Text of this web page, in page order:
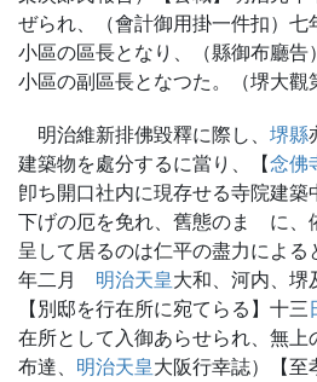
ぜられ、（會計御用掛一件扣）七
小區の區長となり、（縣御布廳告
小區の副區長となつた。（堺大觀
明治維新排佛毀釋に際し、 堺縣
建築物を處分するに當り、【念佛
卽ち開口社内に現存せる寺院建
下げの厄を免れ、舊態のまゝに、
呈して居るのは仁平の盡力によ
年二月 明治天皇大和、河内、堺
【別邸を行在所に宛てらる】十三
在所として入御あらせられ、無上
布達、 明治天皇大阪行幸誌）【至